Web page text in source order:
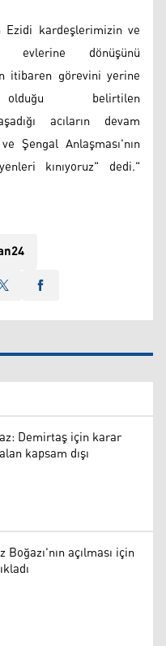
kardeşlerimizin ve
evlerine dönüşünü
itibaren görevini yerine
belirtilen
acıların devam
Şengal Anlaşması'nın
kınıyoruz" dedi."
Demirtaş için karar
kapsam dışı
açılması için